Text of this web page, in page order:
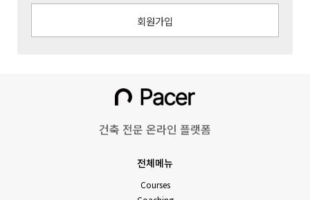
회원가입
건축 전문 온라인 플랫폼
전체메뉴
Courses